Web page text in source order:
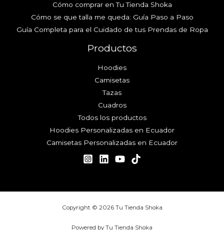
Cómo comprar en Tu Tienda Shoka
Cómo se que talla me queda: Guía Paso a Paso
Guía Completa para el Cuidado de tus Prendas de Ropa
Productos
Hoodies
Camisetas
Tazas
Cuadros
Todos los productos
Hoodies Personalizadas en Ecuador
Camisetas Personalizadas en Ecuador
Copyright © 2026 Tu Tienda Shoka
Powered by Tu Tienda Shoka